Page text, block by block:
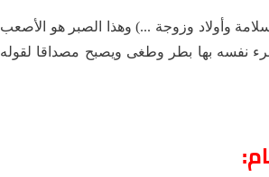
وأولاد وزوجة ...) وهذا الصبر هو الأصعب
نفسه بها بطر وطغى ويصبح مصداقا لقوله